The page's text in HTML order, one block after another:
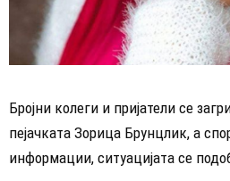
Бројни колеги и пријатели се
пејачката Зорица Брунцлик, а
информации, ситуацијата се